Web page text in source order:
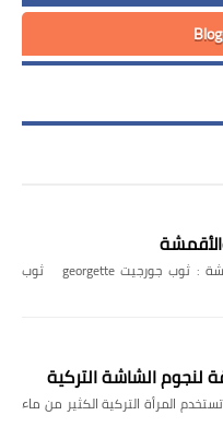
أسماء بعض الأثواب والأقمشة : ثوب جورجيت georgette ثوب
لنجوم الشاشة التركية
المرأة التركية الكثير من ماء